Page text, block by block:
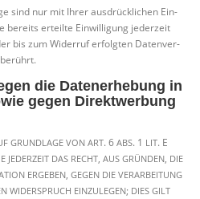
sind nur mit Ihrer aus­drück­li­chen Ein­
bereits erteil­te Ein­wil­li­gung jeder­zeit
bis zum Wider­ruf erfolg­ten Daten­ver­
die Datenerhebung in
gegen Direktwerbung
GRUNDLAGE VON ART. 6 ABS. 1 LIT. E
JEDERZEIT DAS RECHT, AUS GRÜNDEN, DIE
ERGEBEN, GEGEN DIE VERARBEITUNG
WIDERSPRUCH EINZULEGEN; DIES GILT